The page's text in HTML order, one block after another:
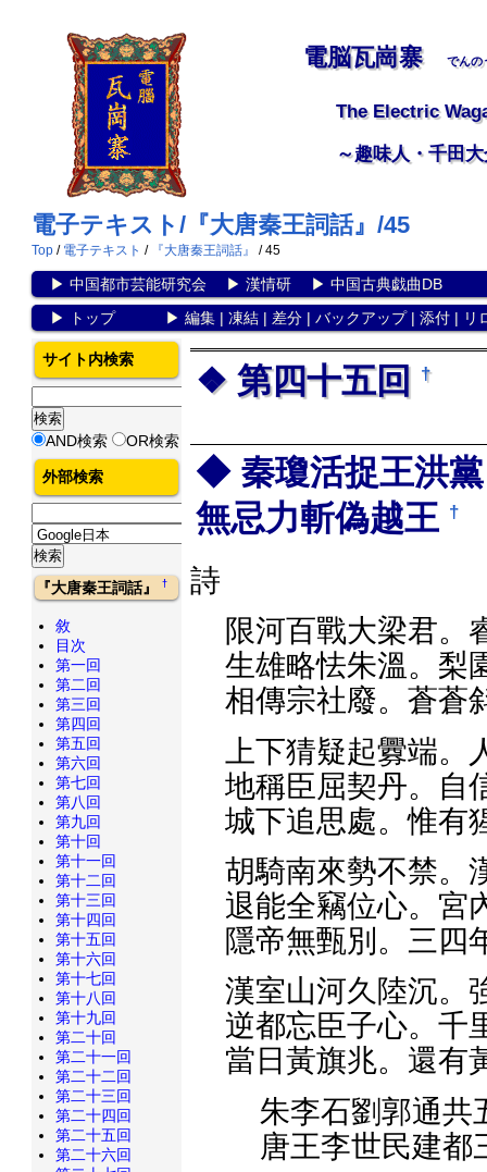
電脳瓦崗寨 でんの
The Electric
～趣味人・千田
電子テキスト/『大唐秦王詞話』/45
Top / 電子テキスト / 『大唐秦王詞話』 / 45
▶ 中国都市芸能研究会▶ 漢情研▶ 中国古典戯曲DB
▶
トップ▶ 編集| 凍結| 差分| バックアップ| 添付| リ
第四十五回 †
秦瓊活捉王洪黨
無忌力斬偽越王 †
詩
限河百戰大梁君。
生雄略怯朱溫。梨
相傳宗社廢。蒼蒼
上下猜疑起釁端
地稱臣屈契丹。自
城下追思處。惟有
胡騎南來勢不禁。
退能全竊位心。宮
隱帝無甄別。三四
漢室山河久陸沉。
逆都忘臣子心。千
當日黃旗兆。還有
朱李石劉郭通共
唐王李世民建都
サイト内検索
AND検索 OR検索
外部検索
『大唐秦王詞話』†
敘
目次
第一回
第二回
第三回
第四回
第五回
第六回
第七回
第八回
第九回
第十回
第十一回
第十二回
第十三回
第十四回
第十五回
第十六回
第十七回
第十八回
第十九回
第二十回
第二十一回
第二十二回
第二十三回
第二十四回
第二十五回
第二十六回